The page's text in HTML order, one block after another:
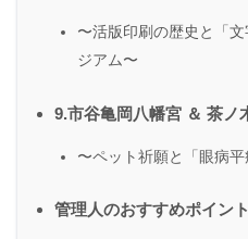
〜活版印刷の歴史と「
ジアム〜
9.市谷亀岡八幡宮 ＆ 茶ノ
〜ペット祈願と「眼病
管理人のおすすめポイント